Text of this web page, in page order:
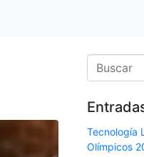
Tecnología
Olímpicos